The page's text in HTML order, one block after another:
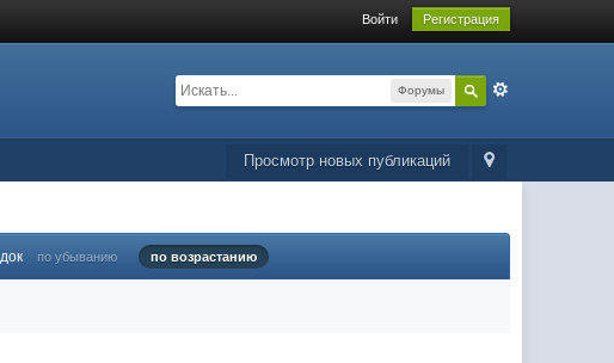
Войти Регистрация
Форумы
Просмотр новых публикаций
по убыванию по возрастанию